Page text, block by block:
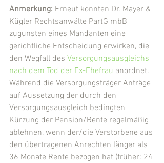
Anmerkung: Erneut konnten Dr. Mayer &
Kügler Rechtsanwälte PartG mbB
zugunsten eines Mandanten eine
gerichtliche Entscheidung erwirken, die
den Wegfall des Versorgungsausgleichs
nach dem Tod der Ex-Ehefrau anordnet.
Während die Versorgungsträger Anträge
auf Aussetzung der durch den
Versorgungsausgleich bedingten
Kürzung der Pension/Rente regelmäßig
ablehnen, wenn der/die Verstorbene aus
den übertragenen Anrechten länger als
36 Monate Rente bezogen hat (früher: 24